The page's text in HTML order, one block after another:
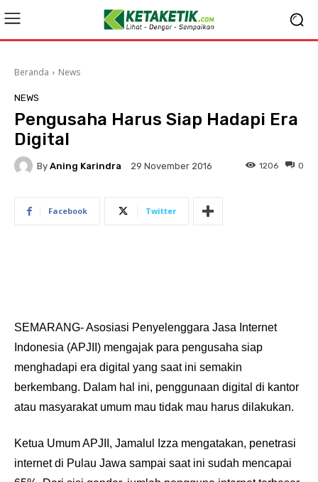
Beranda News
NEWS
Pengusaha Harus Siap Hadapi Era
Digital
By Aning Karindra 29 November 2016 0
1206
Facebook Twitter
SEMARANG- Asosiasi Penyelenggara Jasa Internet
Indonesia (APJII) mengajak para pengusaha siap
menghadapi era digital yang saat ini semakin
berkembang. Dalam hal ini, penggunaan digital di kantor
atau masyarakat umum mau tidak mau harus dilakukan.
Ketua Umum APJII, Jamalul Izza mengatakan, penetrasi
internet di Pulau Jawa sampai saat ini sudah mencapai